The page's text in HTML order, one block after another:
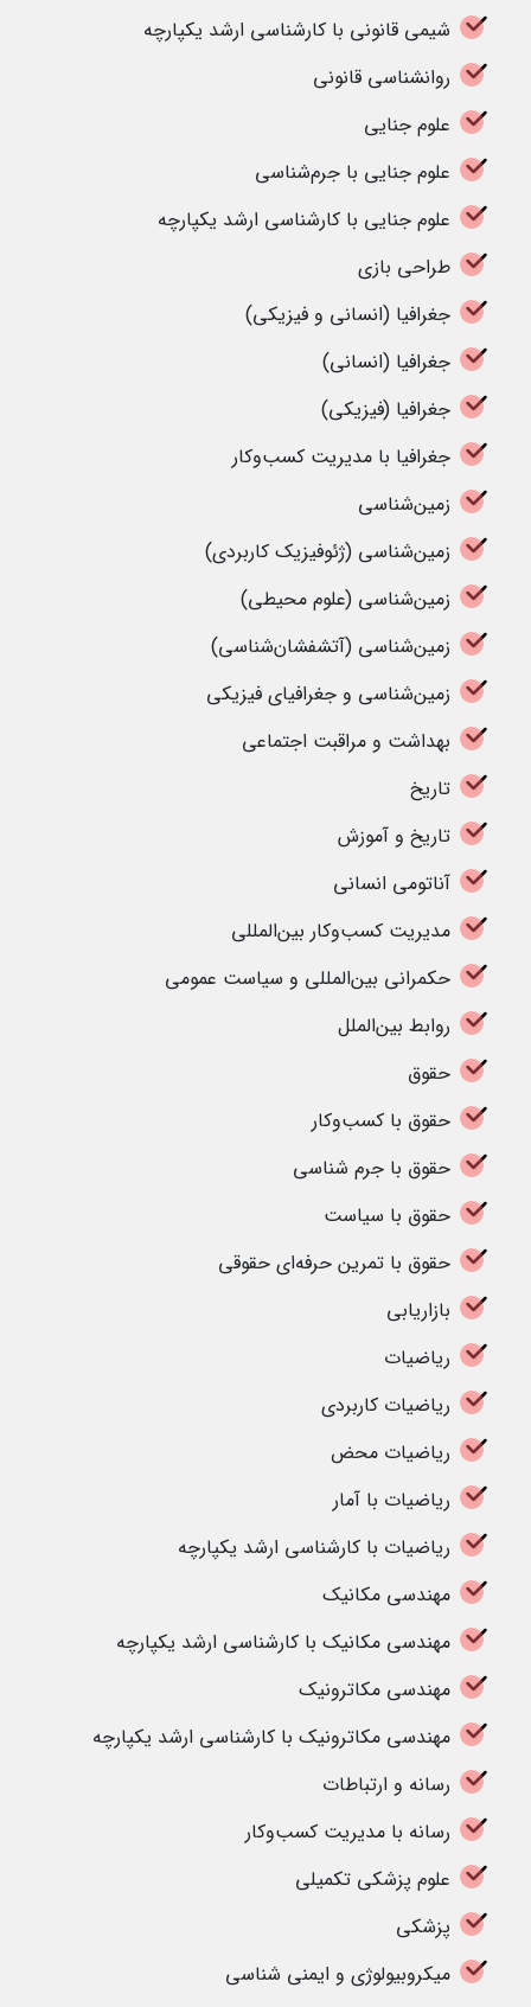
شیمی قانونی با کارشناسی ارشد یکپارچه
روانشناسی قانونی
علوم جنایی
علوم جنایی با جرم‌شناسی
علوم جنایی با کارشناسی ارشد یکپارچه
طراحی بازی
جغرافیا (انسانی و فیزیکی)
جغرافیا (انسانی)
جغرافیا (فیزیکی)
جغرافیا با مدیریت کسب‌وکار
زمین‌شناسی
زمین‌شناسی (ژئوفیزیک کاربردی)
زمین‌شناسی (علوم محیطی)
زمین‌شناسی (آتشفشان‌شناسی)
زمین‌شناسی و جغرافیای فیزیکی
بهداشت و مراقبت اجتماعی
تاریخ
تاریخ و آموزش
آناتومی انسانی
مدیریت کسب‌وکار بین‌المللی
حکمرانی بین‌المللی و سیاست عمومی
روابط بین‌الملل
حقوق
حقوق با کسب‌وکار
حقوق با جرم شناسی
حقوق با سیاست
حقوق با تمرین حرفه‌ای حقوقی
بازاریابی
ریاضیات
ریاضیات کاربردی
ریاضیات محض
ریاضیات با آمار
ریاضیات با کارشناسی ارشد یکپارچه
مهندسی مکانیک
مهندسی مکانیک با کارشناسی ارشد یکپارچه
مهندسی مکاترونیک
مهندسی مکاترونیک با کارشناسی ارشد یکپارچه
رسانه و ارتباطات
رسانه با مدیریت کسب‌وکار
علوم پزشکی تکمیلی
پزشکی
میکروبیولوژی و ایمنی شناسی